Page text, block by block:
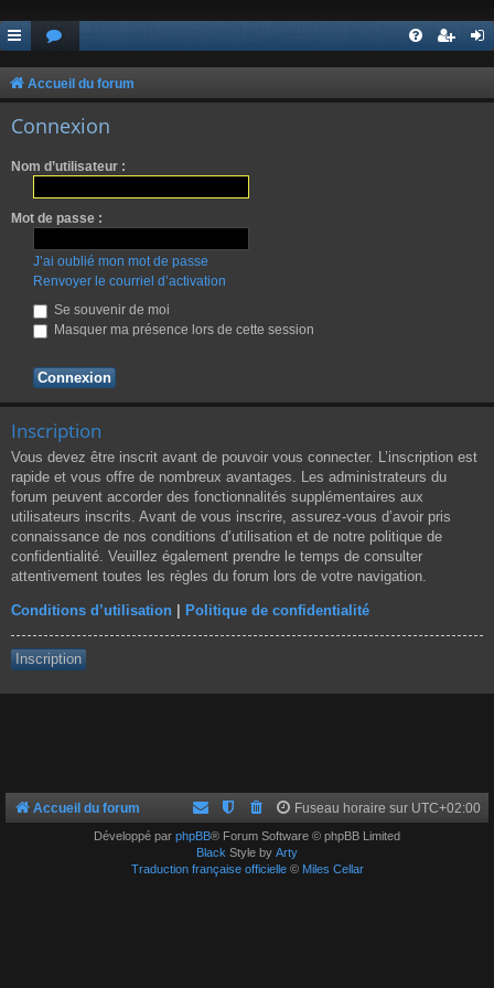
Accueil du forum
Connexion
Nom d’utilisateur :
Mot de passe :
J’ai oublié mon mot de passe
Renvoyer le courriel d’activation
Se souvenir de moi
Masquer ma présence lors de cette session
Inscription
Vous devez être inscrit avant de pouvoir vous connecter. L’inscription est
rapide et vous offre de nombreux avantages. Les administrateurs du
forum peuvent accorder des fonctionnalités supplémentaires aux
utilisateurs inscrits. Avant de vous inscrire, assurez-vous d’avoir pris
connaissance de nos conditions d’utilisation et de notre politique de
confidentialité. Veuillez également prendre le temps de consulter
attentivement toutes les règles du forum lors de votre navigation.
Conditions d’utilisation Politique de confidentialité
Inscription
Accueil du forum Fuseau horaire sur UTC+02:00
Développé par phpBB® Forum Software © phpBB Limited
Black Style by Arty
Traduction française officielle© Miles Cellar